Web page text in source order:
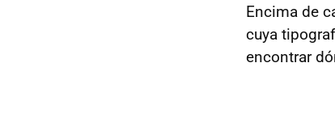
Encima de
cuya
encontrar